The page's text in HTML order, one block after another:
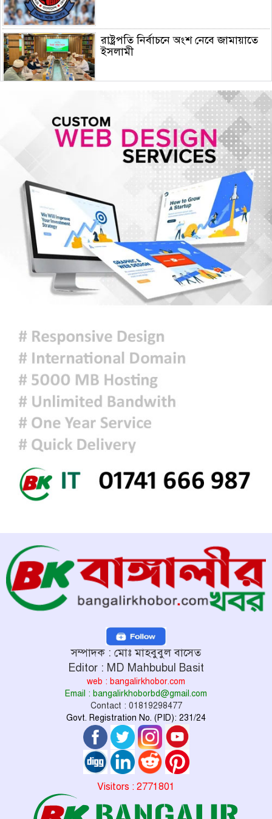
রাষ্ট্রপতি নির্বাচনে অংশ নেবে জামায়াতে
ইসলামী
মহেশখালীর মাতারবাড়িতে পৌঁছেছেন
রাজধানীতে সড়ক দূর্ঘটনা- বাইক আরোহী
মোজতবা খামেনির ভিডিও প্রকাশ করল
মেহের নিউজ
সিরামিক শিল্পের প্রযুক্তি ও উদ্ভাবনে চীন-
বাংলাদেশ সহযোগিতার আহ্বান
দেশ ও মানুষের কল্যাণে দায়িত্বশীলতার
সঙ্গে কাজ করতে ইউএনওদের প্রতি আহ্বান
প্রধানমন্ত্রীর
ঢাকার আকাশ আংশিক মেঘলা থাকতে
পারে
সম্পাদক : মোঃ মাহবুবুল বাসেত
Editor : MD Mahbubul Basit
web : bangalirkhobor.com
Email : bangalirkhoborbd@gmail.com
Contact : 01819298477
Govt. Registration No. (PID): 231/24
Visitors : 2771801